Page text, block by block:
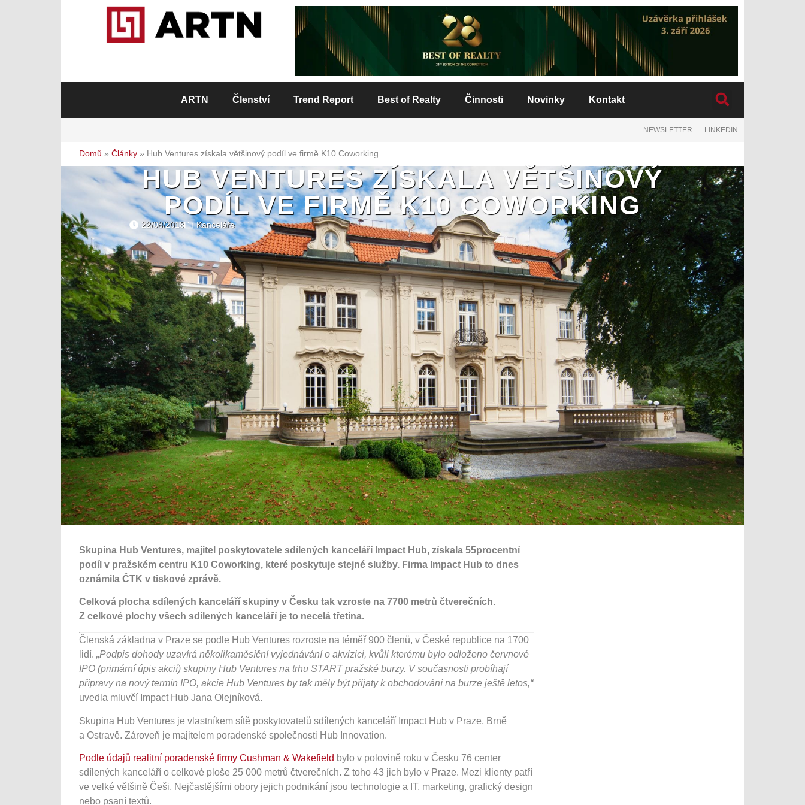
ARTN Členství Trend Report Best of Realty Činnosti Novinky Kontakt
NEWSLETTER LINKEDIN
Domů » Články » Hub Ventures získala většinový podíl ve firmě K10 Coworking
HUB VENTURES ZÍSKALA VĚTŠINOVÝ
PODÍL VE FIRMĚ K10 COWORKING
22/08/2018 Kanceláře
Skupina Hub Ventures, majitel poskytovatele sdílených kanceláří Impact Hub, získala 55procentní
podíl v pražském centru K10 Coworking, které poskytuje stejné služby. Firma Impact Hub to dnes
oznámila ČTK v tiskové zprávě.
Celková plocha sdílených kanceláří skupiny v Česku tak vzroste na 7700 metrů čtverečních.
Z celkové plochy všech sdílených kanceláří je to necelá třetina.
Členská základna v Praze se podle Hub Ventures rozroste na téměř 900 členů, v České republice na 1700
lidí. „Podpis dohody uzavírá několikaměsíční vyjednávání o akvizici, kvůli kterému bylo odloženo červnové
IPO (primární úpis akcií) skupiny Hub Ventures na trhu START pražské burzy. V současnosti probíhají
přípravy na nový termín IPO, akcie Hub Ventures by tak měly být přijaty k obchodování na burze ještě letos,“
uvedla mluvčí Impact Hub Jana Olejníková.
Skupina Hub Ventures je vlastníkem sítě poskytovatelů sdílených kanceláří Impact Hub v Praze, Brně
a Ostravě. Zároveň je majitelem poradenské společnosti Hub Innovation.
Podle údajů realitní poradenské firmy Cushman & Wakefield bylo v polovině roku v Česku 76 center
sdílených kanceláří o celkové ploše 25 000 metrů čtverečních. Z toho 43 jich bylo v Praze. Mezi klienty patří
ve velké většině Češi. Nejčastějšími obory jejich podnikání jsou technologie a IT, marketing, grafický design
nebo psaní textů.